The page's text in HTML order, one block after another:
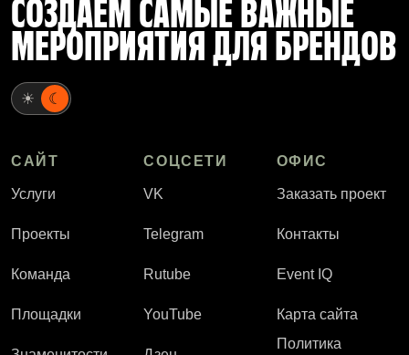
СОЗДАЕМ САМЫЕ ВАЖНЫЕ
МЕРОПРИЯТИЯ ДЛЯ БРЕНДОВ
☀ ☾
САЙТ
Услуги
Проекты
Команда
Площадки
СОЦСЕТИ
VK
Telegram
Rutube
YouTube
ОФИС
Заказать проект
Контакты
Event IQ
Карта сайта
Политика